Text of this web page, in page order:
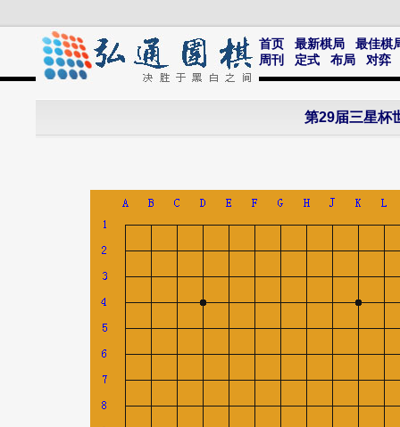
首页 最新棋局
最佳棋
周刊
定式 布局 对弈
第29届三星杯